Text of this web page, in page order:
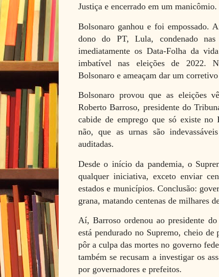
Justiça e encerrado em um manicômio.
Bolsonaro ganhou e foi empossado.
dono do PT, Lula, condenado
imediatamente os Data-Folha da
imbatível nas eleições de 2022.
Bolsonaro e ameaçam dar um
Bolsonaro provou que as eleições
Roberto Barroso, presidente do
cabide de emprego que só existe
não, que as urnas são
auditadas.
Desde o início da pandemia, o
qualquer iniciativa, exceto enviar
estados e municípios. Conclusão:
grana, matando centenas de milhares
Aí, Barroso ordenou ao presidente
está pendurado no Supremo, cheio
pôr a culpa das mortes no governo
também se recusam a investigar os
por governadores e prefeitos.